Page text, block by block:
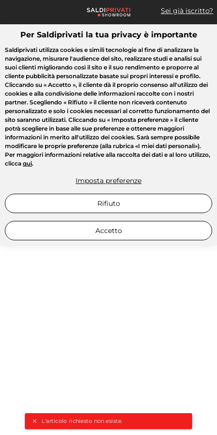
Sei già iscritto?
Cosa cerchi?
L'articolo richiesto non esiste.
Tutte le vendite Moda Casa Bellezza Elettrodomestici
Per Saldiprivati la tua privacy è importante
Saldiprivati utilizza cookies e simili tecnologie al fine di analizzare la
navigazione, misurare l'audience del sito, realizzare studi e analisi sui
suoi clienti migliorando così il sito e il suo rendimento e proporre al
cliente pubblicità personalizzate basate sui propri interessi e profilo.
Cliccando su « Accetto », il cliente dà il proprio consenso all'utilizzo dei
cookies e alla condivisione delle informazioni raccolte con i nostri
partner. Scegliendo « Rifiuto » il cliente non riceverà contenuto
personalizzato e solo i cookies necessari al corretto funzionamento del
sito saranno utilizzati. Cliccando su « Imposta preferenze » il cliente
potrà scegliere in base alle sue preferenze e ottenere maggiori
informazioni in merito all'utilizzo dei cookies. Sarà sempre possibile
modificare le proprie preferenze (alla rubrica «I miei dati personali»).
Per maggiori informazioni relative alla raccolta dei dati e al loro utilizzo,
clicca qui.
Imposta preferenze
Rifiuto
Accetto